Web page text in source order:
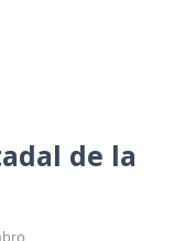
de la